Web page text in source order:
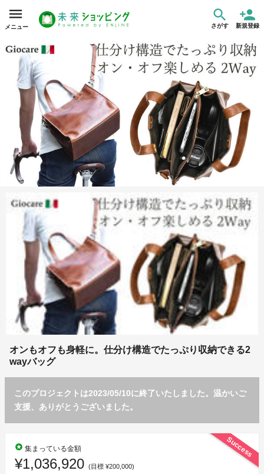
メニュー さがす 新規登録
オンもオフも身軽に。仕分け構造でたっぷり収納できる2
wayバッグ
このプロジェクトは2023/05/10に終了いたしました。温かいご
支援、ありがとうございました。
Success
stars 集まっている金額
¥1,036,920 (目標 ¥200,000)